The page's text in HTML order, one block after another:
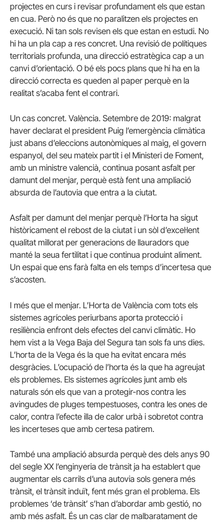
projectes en curs i revisar profundament els que estan
en cua. Però no és que no paralitzen els projectes en
execució. Ni tan sols revisen els que estan en estudi. No
hi ha un pla cap a res concret. Una revisió de polítiques
territorials profunda, una direcció estratègica cap a un
canvi d’orientació. O bé els pocs plans que hi ha en la
direcció correcta es queden al paper perquè en la
realitat s’acaba fent el contrari.
Un cas concret. València. Setembre de 2019: malgrat
haver declarat el president Puig l’emergència climàtica
just abans d’eleccions autonòmiques al maig, el govern
espanyol, del seu mateix partit i el Ministeri de Foment,
amb un ministre valencià, continua posant asfalt per
damunt del menjar, perquè està fent una ampliació
absurda de l’autovia que entra a la ciutat.
Asfalt per damunt del menjar perquè l’Horta ha sigut
històricament el rebost de la ciutat i un sòl d’excel·lent
qualitat millorat per generacions de llauradors que
manté la seua fertilitat i que continua produint aliment.
Un espai que ens farà falta en els temps d’incertesa que
s’acosten.
I més que el menjar. L’Horta de València com tots els
sistemes agrícoles periurbans aporta protecció i
resiliència enfront dels efectes del canvi climàtic. Ho
hem vist a la Vega Baja del Segura tan sols fa uns dies.
L’horta de la Vega és la que ha evitat encara més
desgràcies. L’ocupació de l’horta és la que ha agreujat
els problemes. Els sistemes agrícoles junt amb els
naturals són els que van a protegir-nos contra les
avingudes de pluges tempestuoses, contra les ones de
calor, contra l’efecte illa de calor urbà i sobretot contra
les incerteses que amb certesa patirem.
També una ampliació absurda perquè des dels anys 90
del segle XX l’enginyeria de trànsit ja ha establert que
augmentar els carrils d’una autovia sols genera més
trànsit, el trànsit induït, fent més gran el problema. Els
problemes ‘de trànsit’ s’han d’abordar amb gestió, no
amb més asfalt. És un cas clar de malbaratament de